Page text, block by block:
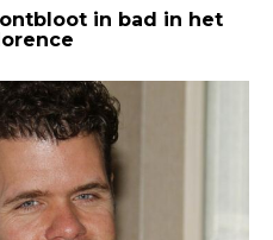
in bad in het